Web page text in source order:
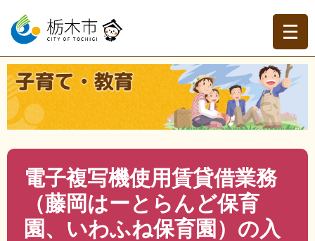
ー
の
先
頭
で
す。
ニ
ー
を
飛
ば
し
て
本
現在地
トップページ > 子育て・教育 > 子育て>子育て政策>
子複写機使用賃貸借業務（藤岡はーとらんど保育園、いわ
ふね保育園）の入札結果について
電子複写機使用賃貸借業務
（藤岡はーとらんど保育
園、いわふね保育園）の入